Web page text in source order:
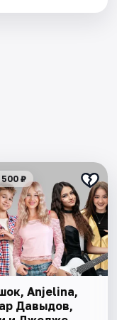
500 ₽
Anjelina,
Давыдов,